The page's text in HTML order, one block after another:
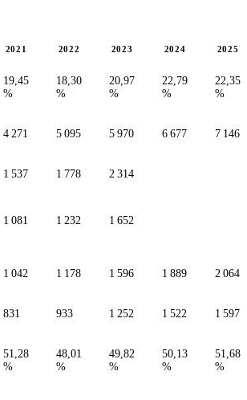
2021 2022 2023 2024 2025
19,45
%
18,30
%
20,97
%
22,79
%
22,35
%
4 271 5 095 5 970 6 677 7 146
1 537 1 778 2 314
1 081 1 232 1 652
1 042 1 178 1 596 1 889 2 064
831 933 1 252 1 522 1 597
51,28
%
48,01
%
49,82
%
50,13
%
51,68
%